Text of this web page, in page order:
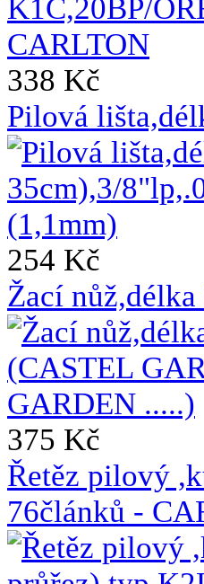
338 Kč
Pilová
254 Kč
Žací
375 Kč
Řetěz pilový
76článků -